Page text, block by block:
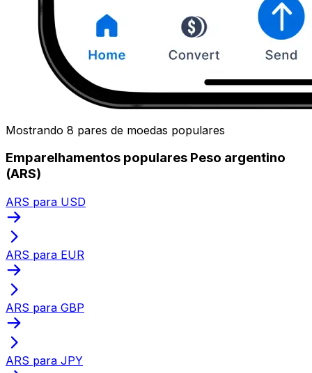
Mostrando 8 pares de moedas populares
Emparelhamentos populares Peso argentino
(ARS)
ARS para USD
ARS para EUR
ARS para GBP
ARS para JPY